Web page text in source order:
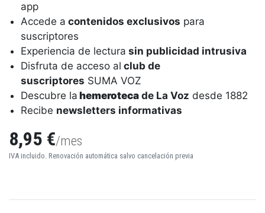
app
Accede a contenidos exclusivos para
suscriptores
Experiencia de lectura sin publicidad intrusiva
Disfruta de acceso al club de
suscriptores SUMA VOZ
Descubre la hemeroteca de La Voz desde 1882
Recibe newsletters informativas
8,95 €/mes
IVA incluido. Renovación automática salvo cancelación previa